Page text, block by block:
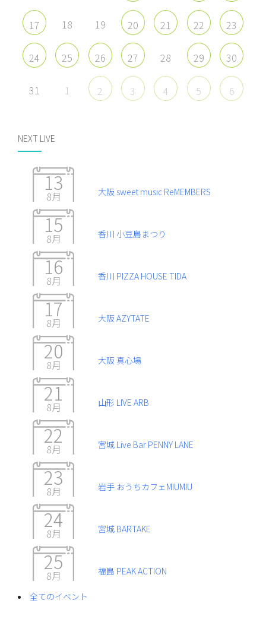
17 18 19 20 21 22 23
24 25 26 27 28 29 30
31 1 2 3 4 5 6
NEXT LIVE
13
8月 大阪 sweet music ReMEMBERS
15
8月 香川 小豆島まつり
16
8月 香川 PIZZA HOUSE TIDA
17
8月 大阪 AZYTATE
20
8月 大阪 真心場
21
8月 山形 LIVE ARB
22
8月 宮城 Live Bar PENNY LANE
23
8月 岩手 おうちカフェMIUMIU
24
8月 宮城 BARTAKE
25
8月 福島 PEAK ACTION
全てのイベント